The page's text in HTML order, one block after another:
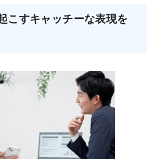
こすキャッチーな表現を